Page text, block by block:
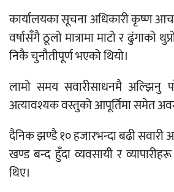
कार्यालयका सूचना अधिकारी कृष्ण
वर्षासँगै ठूलो मात्रामा माटो र ढुंगाको
निकै चुनौतीपूर्ण भएको थियो।
लामो समय सवारीसाधनमै अल्झिनु
अत्यावश्यक वस्तुको आपूर्तिमा समेत
दैनिक झण्डै १० हजारभन्दा बढी
खण्ड बन्द हुँदा व्यवसायी र
थिए।